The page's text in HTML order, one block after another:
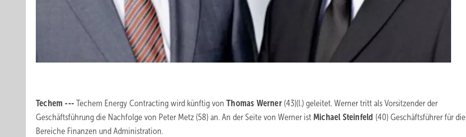
Techem ---Techem Energy Contracting wird künftig vonThomas Werner(43)(l.) geleitet. Werner tritt als Vorsitzender der
Geschäftsführung die Nachfolge von Peter Metz (58) an. An der Seite von Werner ist Michael Steinfeld (40) Geschäftsführer für die
Bereiche Finanzen und Administration.